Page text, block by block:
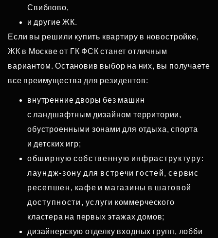
Свиблово,
и другие ЖК.
Если вы решили купить квартиру в новостройке,
ЖК в Москве от ГК ФСК станет отличным
вариантом. Остановив выбор на них, вы получаете
все преимущества для резидентов:
внутренние дворы без машин
с ландшафтным дизайном территории,
обустроенными зонами для отдыха, спорта
и детских игр;
обширную собственную инфраструктуру:
лаундж‑зону для встречи гостей, сервис
ресепшен, кафе и магазины в шаговой
доступности, услуги коммерческого
кластера на первых этажах домов;
дизайнерскую отделку входных групп, лобби